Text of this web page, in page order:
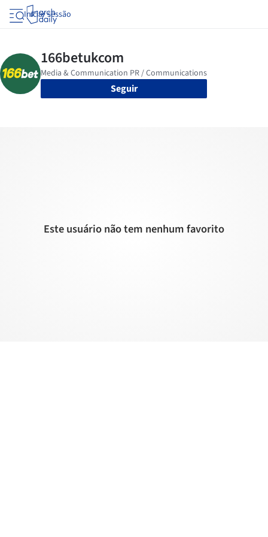
Iniciar sessão
Seguir
Este usuário não tem nenhum favorito